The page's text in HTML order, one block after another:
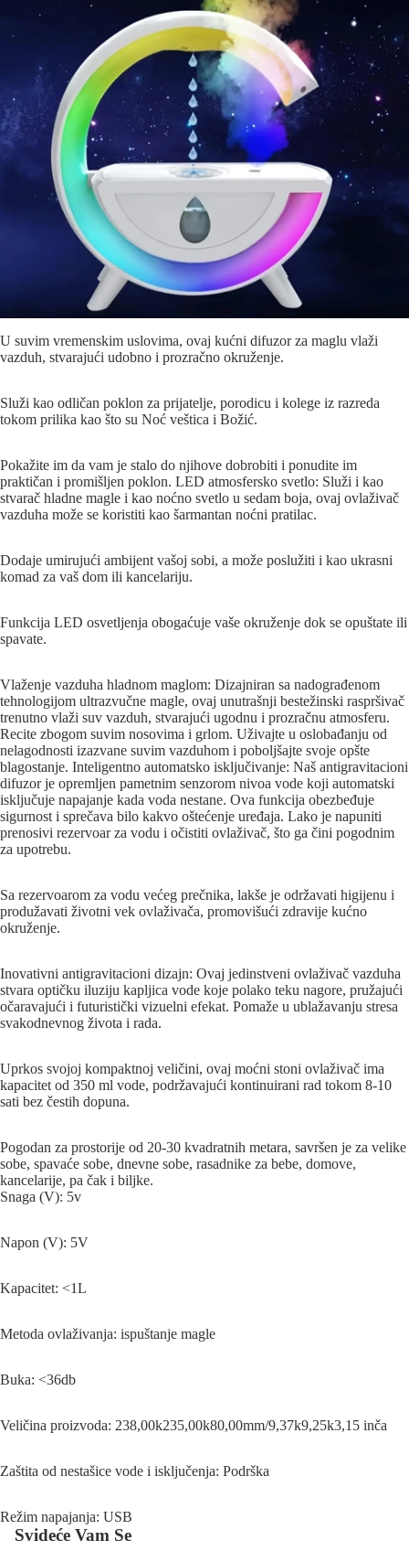
U suvim vremenskim uslovima, ovaj kućni difuzor za maglu vlaži
vazduh, stvarajući udobno i prozračno okruženje.
Služi kao odličan poklon za prijatelje, porodicu i kolege iz razreda
tokom prilika kao što su Noć veštica i Božić.
Pokažite im da vam je stalo do njihove dobrobiti i ponudite im
praktičan i promišljen poklon. LED atmosfersko svetlo: Služi i kao
stvarač hladne magle i kao noćno svetlo u sedam boja, ovaj ovlaživač
vazduha može se koristiti kao šarmantan noćni pratilac.
Dodaje umirujući ambijent vašoj sobi, a može poslužiti i kao ukrasni
komad za vaš dom ili kancelariju.
Funkcija LED osvetljenja obogaćuje vaše okruženje dok se opuštate ili
spavate.
Vlaženje vazduha hladnom maglom: Dizajniran sa nadograđenom
tehnologijom ultrazvučne magle, ovaj unutrašnji bestežinski raspršivač
trenutno vlaži suv vazduh, stvarajući ugodnu i prozračnu atmosferu.
Recite zbogom suvim nosovima i grlom. Uživajte u oslobađanju od
nelagodnosti izazvane suvim vazduhom i poboljšajte svoje opšte
blagostanje. Inteligentno automatsko isključivanje: Naš antigravitacioni
difuzor je opremljen pametnim senzorom nivoa vode koji automatski
isključuje napajanje kada voda nestane. Ova funkcija obezbeđuje
sigurnost i sprečava bilo kakvo oštećenje uređaja. Lako je napuniti
prenosivi rezervoar za vodu i očistiti ovlaživač, što ga čini pogodnim
za upotrebu.
Sa rezervoarom za vodu većeg prečnika, lakše je održavati higijenu i
produžavati životni vek ovlaživača, promovišući zdravije kućno
okruženje.
Inovativni antigravitacioni dizajn: Ovaj jedinstveni ovlaživač vazduha
stvara optičku iluziju kapljica vode koje polako teku nagore, pružajući
očaravajući i futuristički vizuelni efekat. Pomaže u ublažavanju stresa
svakodnevnog života i rada.
Uprkos svojoj kompaktnoj veličini, ovaj moćni stoni ovlaživač ima
kapacitet od 350 ml vode, podržavajući kontinuirani rad tokom 8-10
sati bez čestih dopuna.
Pogodan za prostorije od 20-30 kvadratnih metara, savršen je za velike
sobe, spavaće sobe, dnevne sobe, rasadnike za bebe, domove,
kancelarije, pa čak i biljke.
Snaga (V): 5v
Napon (V): 5V
Kapacitet: <1L
Metoda ovlaživanja: ispuštanje magle
Buka: <36db
Veličina proizvoda: 238,00k235,00k80,00mm/9,37k9,25k3,15 inča
Zaštita od nestašice vode i isključenja: Podrška
Režim napajanja: USB
Svideće Vam Se